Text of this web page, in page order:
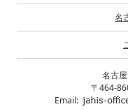
名
名古
〒464-
Email: